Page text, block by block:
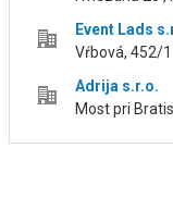
Event Lads
Vŕbová, 452/
Adrija s.r.o.
Most pri